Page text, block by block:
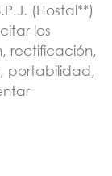
(Hostal**)
los
rectificación,
portabilidad,